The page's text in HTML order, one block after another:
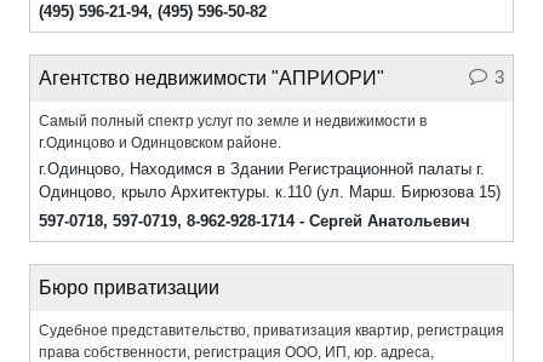
(495) 596-21-94, (495) 596-50-82
3
Агентство недвижимости "АПРИОРИ"
Самый полный спектр услуг по земле и недвижимости в
г.Одинцово и Одинцовском районе.
г.Одинцово, Находимся в Здании Регистрационной палаты г.
Одинцово, крыло Архитектуры. к.110 (ул. Марш. Бирюзова 15)
597-0718, 597-0719, 8-962-928-1714 - Сергей Анатольевич
Бюро приватизации
Судебное представительство, приватизация квартир, регистрация
права собственности, регистрация ООО, ИП, юр. адреса,